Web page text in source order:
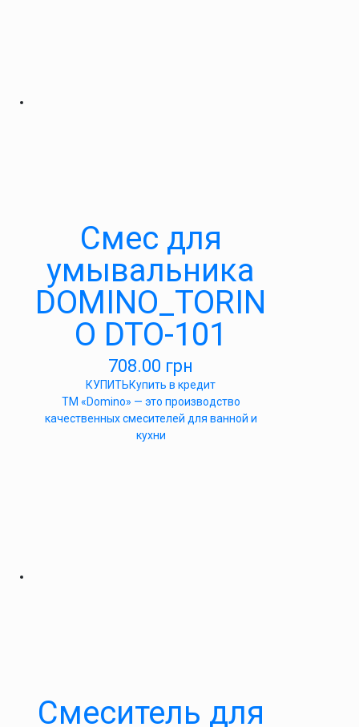
Cмес для
умывальника
DOMINO_TORIN
O DTO-101
708.00 грн
КУПИТЬКупить в кредит
ТМ «Domino» — это производство
качественных смесителей для ванной и
кухни
Cмеситель для